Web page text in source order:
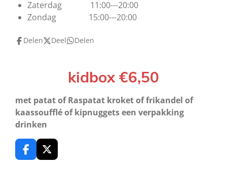
Zaterdag 11:00---20:00
Zondag 15:00---20:00
Delen Deel Delen
kidbox €6,50
met patat of Raspatat kroket of frikandel of
kaassoufflé of kipnuggets een verpakking
drinken
F
a
X